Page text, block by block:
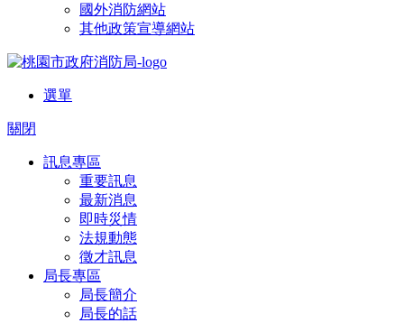
國外消防網站
其他政策宣導網站
選單
關閉
訊息專區
重要訊息
最新消息
即時災情
法規動態
徵才訊息
局長專區
局長簡介
局長的話